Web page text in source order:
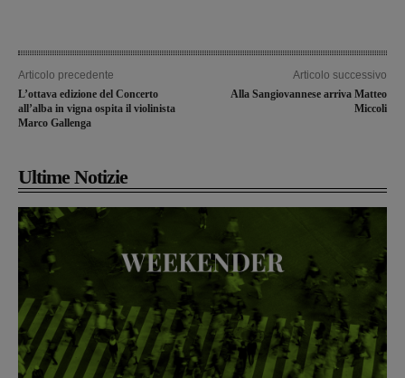
Articolo precedente
L’ottava edizione del Concerto
all’alba in vigna ospita il violinista
Marco Gallenga
Articolo successivo
Alla Sangiovannese arriva Matteo
Miccoli
Ultime Notizie